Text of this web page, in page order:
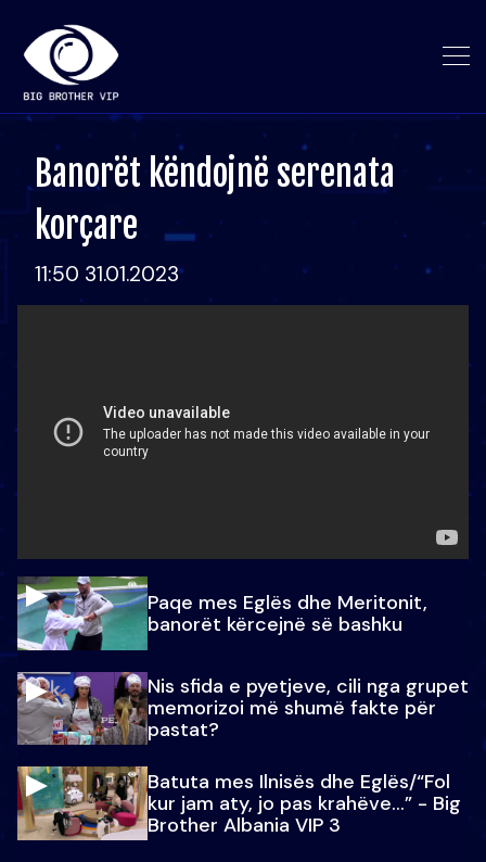
Banorët këndojnë serenata
korçare
11:50 31.01.2023
Paqe mes Eglës dhe Meritonit,
banorët kërcejnë së bashku
Nis sfida e pyetjeve, cili nga grupet
memorizoi më shumë fakte për
pastat?
Batuta mes Ilnisës dhe Eglës/“Fol
kur jam aty, jo pas krahëve…” - Big
Brother Albania VIP 3